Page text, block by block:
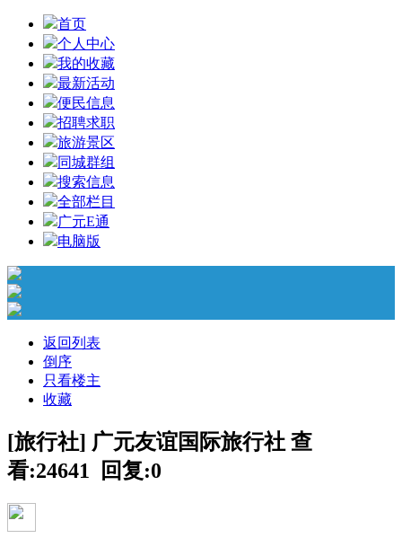
首页
个人中心
我的收藏
最新活动
便民信息
招聘求职
旅游景区
同城群组
搜索信息
全部栏目
广元E通
电脑版
返回列表
倒序
只看楼主
收藏
[旅行社] 广元友谊国际旅行社 查
看:24641 回复:0